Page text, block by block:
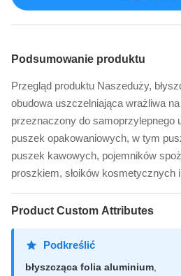
Podsumowanie produktu
Przegląd produktu Naszeduży,
obudowa uszczelniająca wrażliwa
przeznaczony do samoprzylepnego
puszek opakowaniowych, w tym
puszek kawowych, pojemników
proszkiem, słoików kosmetycznych
Product Custom Attributes
Podkreślić
błyszcząca folia aluminium,